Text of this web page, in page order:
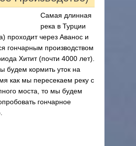
Самая длинная
река в Турции
проходит через Аванос и
гончарным производством
Хитит (почти 4000 лет).
будем кормить уток на
как мы пересекаем реку с
моста, то мы будем
гончарное